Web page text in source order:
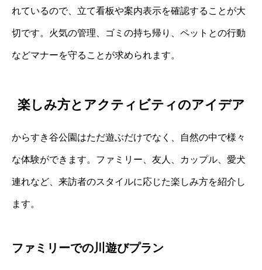
れているので、立て看板や案内表示を確認することが大
切です。火気の管理、ゴミの持ち帰り、ペットとの行動
などマナーを守ることが求められます。
楽しみ方とアクティビティのアイデア
からすき谷公園はただ遊ぶだけでなく、自然の中で様々
な体験ができます。ファミリー、友人、カップル、愛犬
連れなど、来訪者のスタイルに応じた楽しみ方を紹介し
ます。
ファミリーでの川遊びプラン